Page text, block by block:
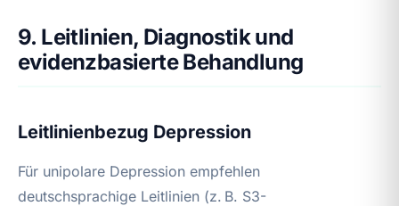
9. Leitlinien, Diagnostik und
evidenzbasierte Behandlung
Leitlinienbezug Depression
Für unipolare Depression empfehlen
deutschsprachige Leitlinien (z. B. S3-